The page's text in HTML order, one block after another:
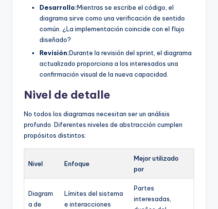
Desarrollo:Mientras se escribe el código, el
diagrama sirve como una verificación de sentido
común. ¿La implementación coincide con el flujo
diseñado?
Revisión:Durante la revisión del sprint, el diagrama
actualizado proporciona a los interesados una
confirmación visual de la nueva capacidad.
Nivel de detalle
No todos los diagramas necesitan ser un análisis
profundo. Diferentes niveles de abstracción cumplen
propósitos distintos:
Nivel Enfoque
Mejor utilizado
por
Diagram
a de
Límites del sistema
e interacciones
Partes
interesadas,